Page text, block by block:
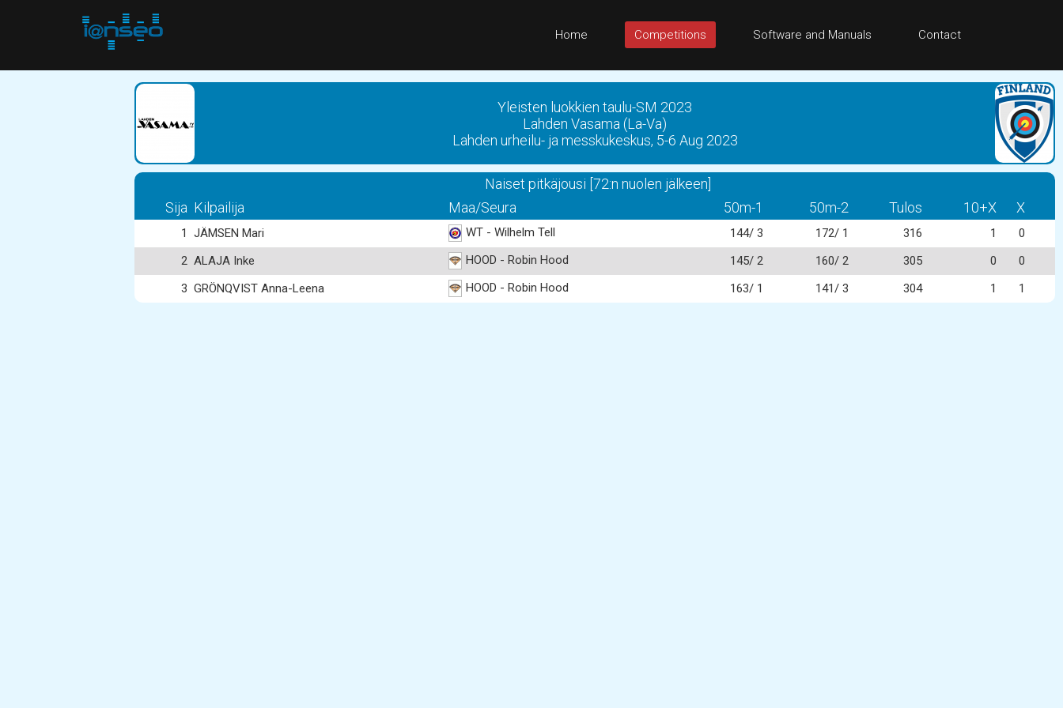
Home Competitions Software and Manuals Contact
Yleisten luokkien taulu-SM 2023
Lahden Vasama (La-Va)
Lahden urheilu- ja messkukeskus, 5-6 Aug 2023
Naiset pitkäjousi [72:n nuolen jälkeen]
Sija Kilpailija Maa/Seura 50m-1 50m-2 Tulos 10+X X
1 JÄMSEN Mari WT - Wilhelm Tell 144/ 3 172/ 1 316 1
0
2 ALAJA Inke HOOD - Robin Hood 145/ 2 160/ 2 305 0
0
3 GRÖNQVIST Anna-Leena HOOD - Robin Hood 163/ 1 141/ 3 304 1 1